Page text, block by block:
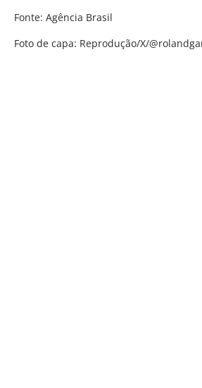
Fonte: Agência Brasil
Foto de capa: Reprodução/X/